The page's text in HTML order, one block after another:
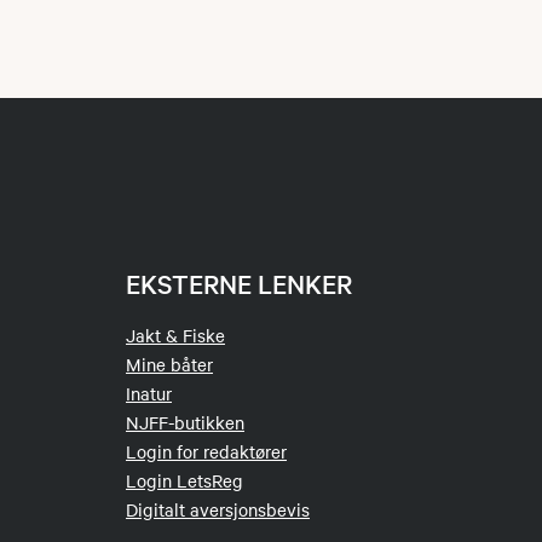
EKSTERNE LENKER
Jakt & Fiske
Mine båter
Inatur
NJFF-butikken
Login for redaktører
Login LetsReg
Digitalt aversjonsbevis